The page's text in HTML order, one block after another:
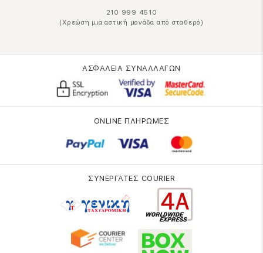
210 999 4510
(Χρεώση μια αστική μονάδα από σταθερό)
ΑΣΦΑΛΕΙΑ ΣΥΝΑΛΛΑΓΩΝ
ONLINE ΠΛΗΡΩΜΕΣ
ΣΥΝΕΡΓΑΤΕΣ COURIER